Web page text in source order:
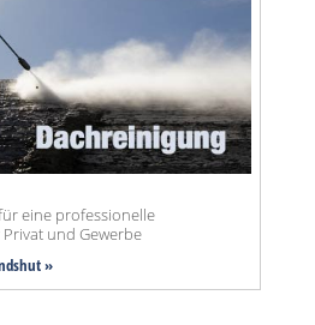
eine professionelle
und Gewerbe
»